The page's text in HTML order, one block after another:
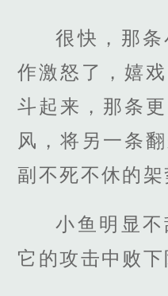
很快，那
作激怒了，嬉
斗起来，那条
风，将另一条
副不死不休的架
小鱼明显
它的攻击中败下